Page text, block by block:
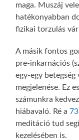
maga. Muszáj
hatékonyabban
fizikai torzulás
A másik fontos
pre-inkarnációs
egy-egy
megjelenése. Ez
számunkra
hiábavaló. Ré a
meditáció tud
kezelésében is.